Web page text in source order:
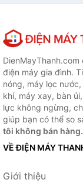
điện máy gia đình.
nóng, máy lọc
khí, máy xay, bàn
lực không ngừng,
giúp bạn có thể so
tôi không bán hàng.
VỀ ĐIỆN MÁY
Giới thiệu